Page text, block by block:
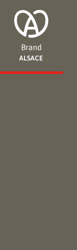
Brand
ALSACE